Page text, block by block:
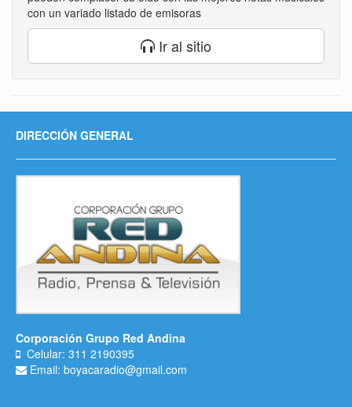
con un variado listado de emisoras
Ir al sitio
DIRECCIÓN GENERAL
Corporación Grupo Red Andina
Celular: 311 2190395
Email: boyacaradio@gmail.com